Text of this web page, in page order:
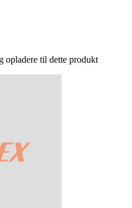
opladere til dette produkt